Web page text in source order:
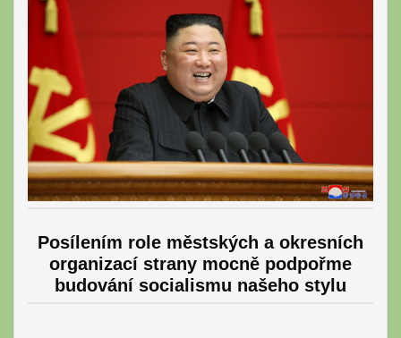
Posílením role městských a okresních
organizací strany mocně podpořme
budování socialismu našeho stylu